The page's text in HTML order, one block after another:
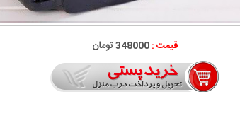
قیمت :348000 تومان